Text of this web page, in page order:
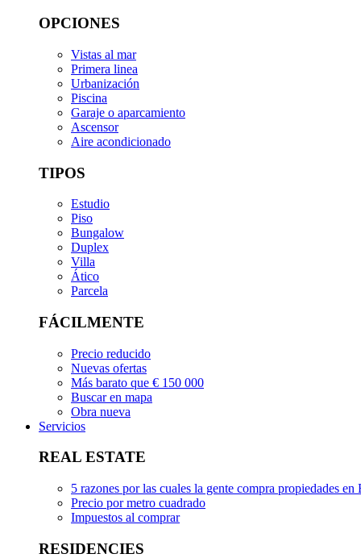
OPCIONES
Vistas al mar
Primera linea
Urbanización
Piscina
Garaje o aparcamiento
Ascensor
Aire acondicionado
TIPOS
Estudio
Piso
Bungalow
Duplex
Villa
Ático
Parcela
FÁCILMENTE
Precio reducido
Nuevas ofertas
Más barato que € 150 000
Buscar en mapa
Obra nueva
Servicios
REAL ESTATE
5 razones por las cuales la gente compra propiedades en
Precio por metro cuadrado
Impuestos al comprar
RESIDENCIES